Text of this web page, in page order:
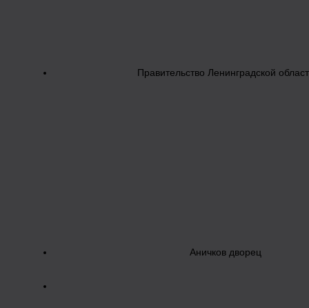
Правительство Ленинградской
Аничков дворец